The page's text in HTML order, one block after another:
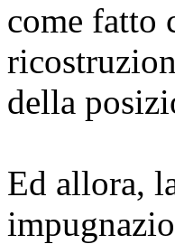
come fatto
della
Ed allora,